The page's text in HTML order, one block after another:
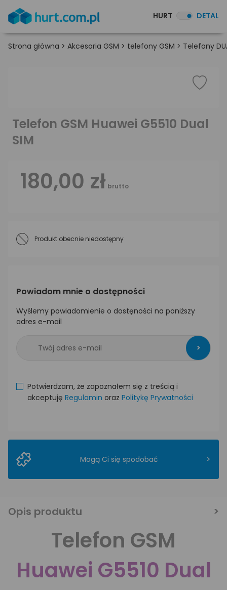
HURT DETAL
Strona główna > Akcesoria GSM > telefony GSM > Telefony
Telefon GSM Huawei G5510 Dual
SIM
180,00 zł brutto
Produkt obecnie niedostępny
Powiadom mnie o dostępności
Wyślemy powiadomienie o dostęności na poniższy
adres e-mail
>
Potwierdzam, że zapoznałem się z treścią i
akceptuję Regulamin oraz Politykę Prywatności
Mogą Ci się spodobać >
Opis produktu
Telefon GSM
Huawei G5510 Dual